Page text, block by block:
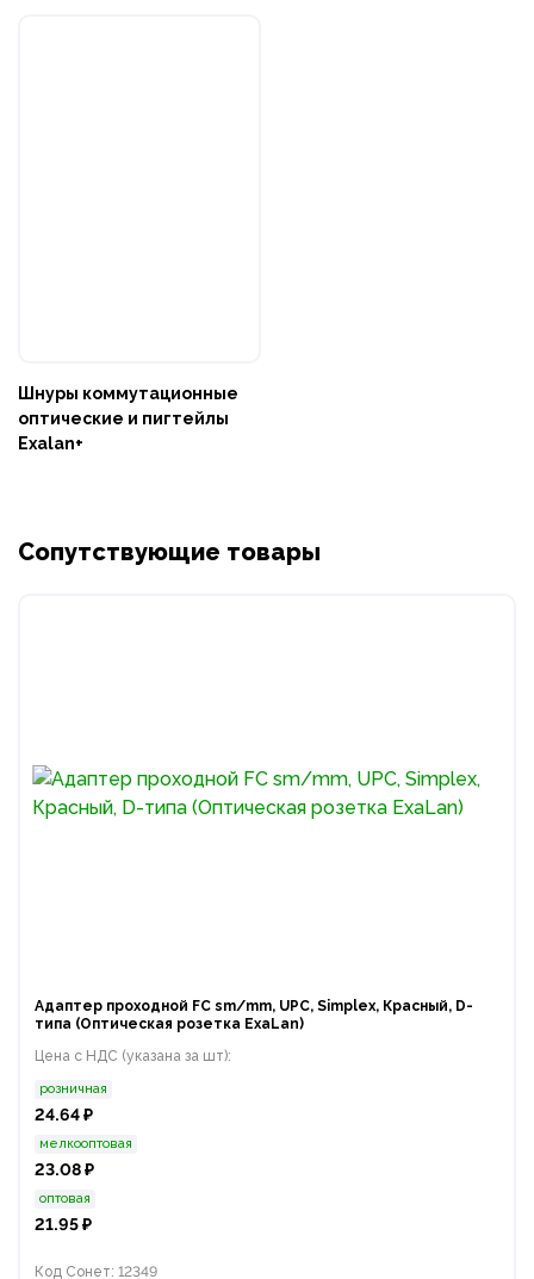
Шнуры коммутационные
оптические и пигтейлы
Exalan+
Сопутствующие товары
Адаптер проходной FC sm/mm, UPC, Simplex, Красный, D-
типа (Оптическая розетка ExaLan)
Цена с НДС (указана за шт):
розничная
24.64 ₽
мелкооптовая
23.08 ₽
оптовая
21.95 ₽
Код Сонет: 12349